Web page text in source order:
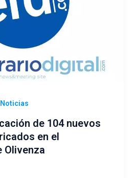
Noticias
de 104 nuevos
en el
Olivenza